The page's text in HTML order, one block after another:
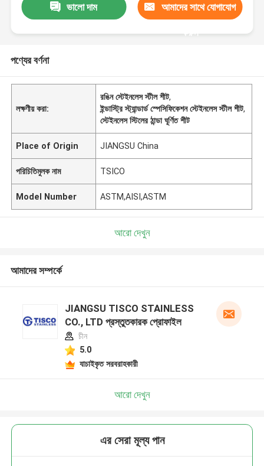
ভালো দাম আমাদের সাথে যোগাযোগ
করুন
পণ্যের বর্ণনা
লক্ষণীয় করা:
রঙিন স্টেইনলেস স্টীল শীট,
ইন্ডাস্ট্রি স্ট্যান্ডার্ড স্পেসিফিকেশন স্টেইনলেস স্টীল শীট,
স্টেইনলেস স্টিলের ঠান্ডা ঘূর্ণিত শীট
Place of Origin JIANGSU China
পরিচিতিমুলক নাম TSICO
Model Number ASTM,AISI,ASTM
আরো দেখুন
আমাদের সম্পর্কে
JIANGSU TISCO STAINLESS
CO., LTD প্রস্তুতকারক প্রোফাইল
চীন
5.0
যাচাইকৃত সরবরাহকারী
আরো দেখুন
এর সেরা মূল্য পান